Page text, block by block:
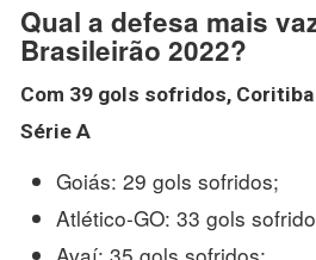
Qual a defesa mais
Brasileirão 2022?
Com 39 gols sofridos,
Série A
Goiás: 29 gols sofridos;
Atlético-GO: 33 gols